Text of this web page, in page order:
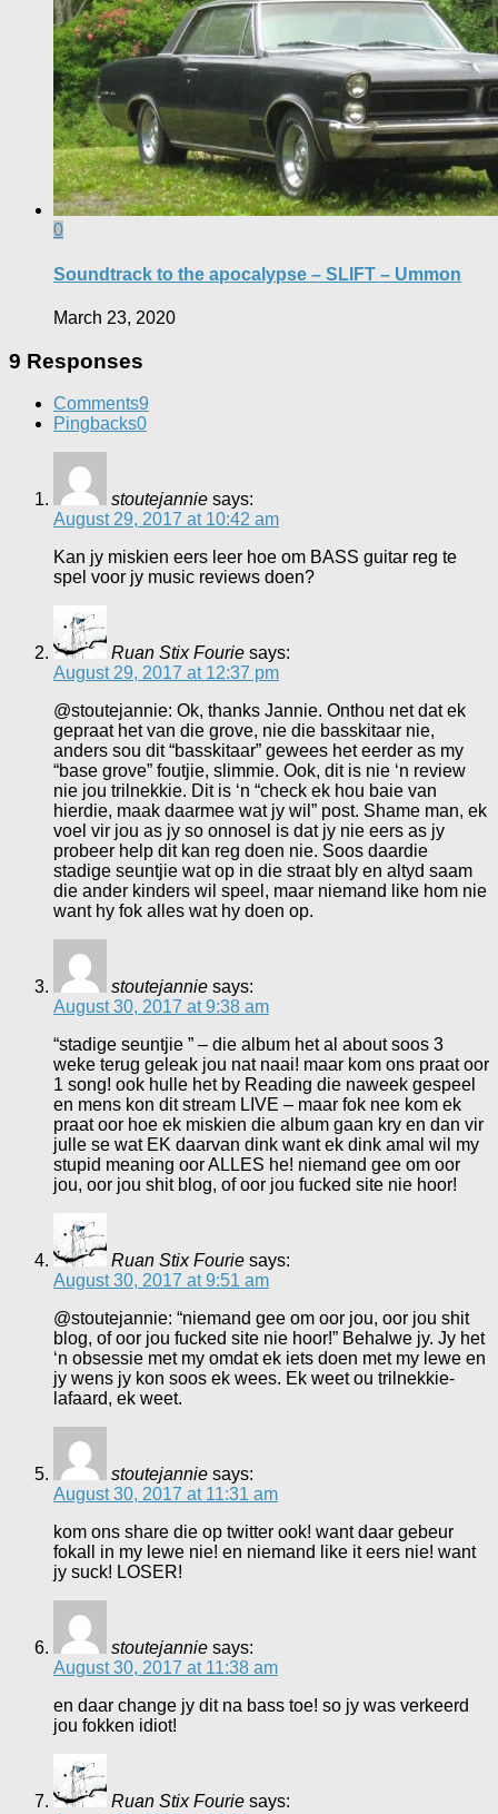
0
Soundtrack to the apocalypse – SLIFT – Ummon
March 23, 2020
9 Responses
Comments9
Pingbacks0
stoutejannie says:
August 29, 2017 at 10:42 am
Kan jy miskien eers leer hoe om BASS guitar reg te
spel voor jy music reviews doen?
Ruan Stix Fourie says:
August 29, 2017 at 12:37 pm
@stoutejannie: Ok, thanks Jannie. Onthou net dat ek
gepraat het van die grove, nie die basskitaar nie,
anders sou dit “basskitaar” gewees het eerder as my
“base grove” foutjie, slimmie. Ook, dit is nie ‘n review
nie jou trilnekkie. Dit is ‘n “check ek hou baie van
hierdie, maak daarmee wat jy wil” post. Shame man, ek
voel vir jou as jy so onnosel is dat jy nie eers as jy
probeer help dit kan reg doen nie. Soos daardie
stadige seuntjie wat op in die straat bly en altyd saam
die ander kinders wil speel, maar niemand like hom nie
want hy fok alles wat hy doen op.
stoutejannie says:
August 30, 2017 at 9:38 am
“stadige seuntjie ” – die album het al about soos 3
weke terug geleak jou nat naai! maar kom ons praat oor
1 song! ook hulle het by Reading die naweek gespeel
en mens kon dit stream LIVE – maar fok nee kom ek
praat oor hoe ek miskien die album gaan kry en dan vir
julle se wat EK daarvan dink want ek dink amal wil my
stupid meaning oor ALLES he! niemand gee om oor
jou, oor jou shit blog, of oor jou fucked site nie hoor!
Ruan Stix Fourie says:
August 30, 2017 at 9:51 am
@stoutejannie: “niemand gee om oor jou, oor jou shit
blog, of oor jou fucked site nie hoor!” Behalwe jy. Jy het
‘n obsessie met my omdat ek iets doen met my lewe en
jy wens jy kon soos ek wees. Ek weet ou trilnekkie-
lafaard, ek weet.
stoutejannie says:
August 30, 2017 at 11:31 am
kom ons share die op twitter ook! want daar gebeur
fokall in my lewe nie! en niemand like it eers nie! want
jy suck! LOSER!
stoutejannie says:
August 30, 2017 at 11:38 am
en daar change jy dit na bass toe! so jy was verkeerd
jou fokken idiot!
Ruan Stix Fourie says: